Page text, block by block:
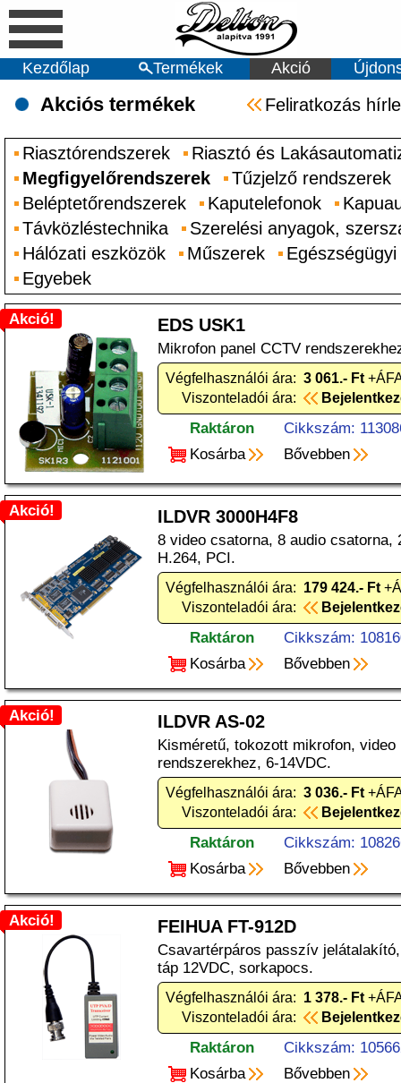
Kezdőlap Termékek Akció
Akciós termékek Feliratkozás
Riasztórendszerek
Riasztó és
Megfigyelőrendszerek
Tűzjelző rendszerek
Beléptetőrendszerek
Kaputelefonok
Távközléstechnika
Szerelési anyagok,
Hálózati eszközök
Műszerek
Egyebek
Akció! EDS USK1
Mikrofon panel CCTV
Végfelhasználói ára: 3 061.- Ft
Viszonteladói ára:
Raktáron
Cikkszám:
Kosárba
Bővebben
Akció! ILDVR 3000H4F8
8 video csatorna, 8 audio csatorna,
H.264, PCI.
Végfelhasználói ára: 179 424.- Ft
Viszonteladói ára:
Raktáron
Cikkszám:
Kosárba
Bővebben
Akció! ILDVR AS-02
Kisméretű, tokozott mikrofon, video
rendszerekhez, 6-14VDC.
Végfelhasználói ára: 3 036.- Ft
Viszonteladói ára:
Raktáron
Cikkszám:
Kosárba
Bővebben
Akció! FEIHUA FT-912D
Csavartérpáros passzív
táp 12VDC, sorkapocs.
Végfelhasználói ára: 1 378.- Ft
Viszonteladói ára:
Raktáron
Cikkszám:
Kosárba
Bővebben